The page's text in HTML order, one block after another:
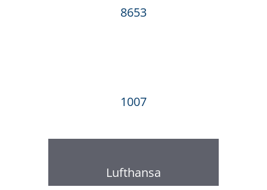
8653
1007
Lufthansa